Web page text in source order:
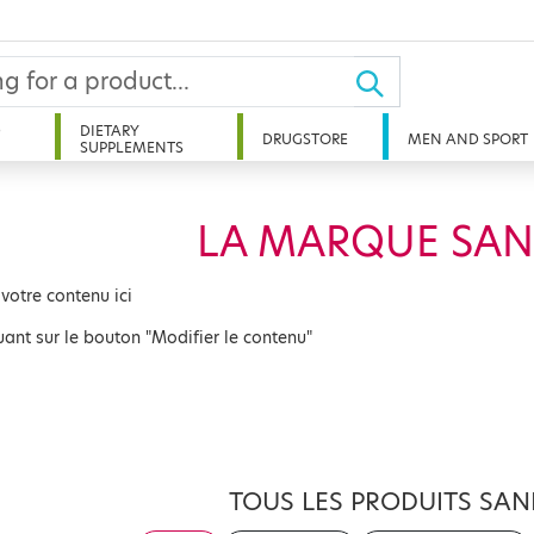
DIETARY
SUPPLEMENTS
DRUGSTORE MEN AND SPORT
LA MARQUE
contenu ici
sur le bouton "Modifier le contenu"
TOUS LES PRODUITS